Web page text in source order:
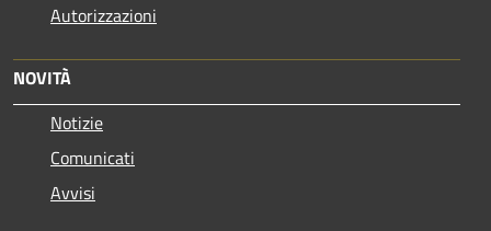
Autorizzazioni
NOVITÀ
Notizie
Comunicati
Avvisi